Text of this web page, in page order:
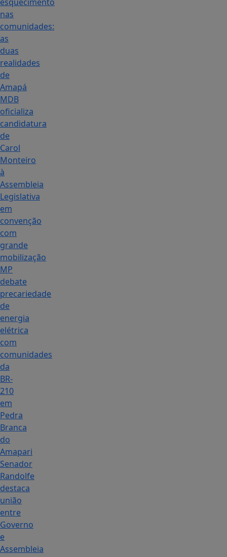
nas
comunidades:
as
duas
realidades
de
Amapá
MDB
oficializa
candidatura
de
Carol
Monteiro
à
Assembleia
Legislativa
em
convenção
com
grande
mobilização
MP
debate
precariedade
de
energia
elétrica
com
comunidades
da
BR-
210
em
Pedra
Branca
do
Amapari
Senador
Randolfe
destaca
união
entre
Governo
e
Assembleia